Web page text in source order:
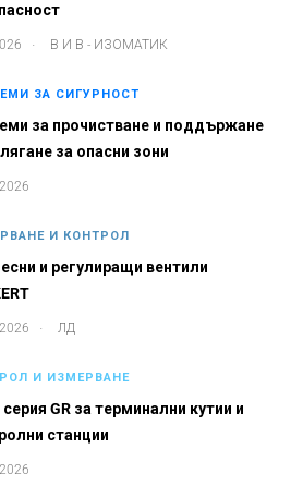
В И В - ИЗОМАТИК
ЗА СИГУРНОСТ
за прочистване и поддържане
за опасни зони
И КОНТРОЛ
и регулиращи вентили
ЛД
И ИЗМЕРВАНЕ
серия GR за терминални кутии и
станции